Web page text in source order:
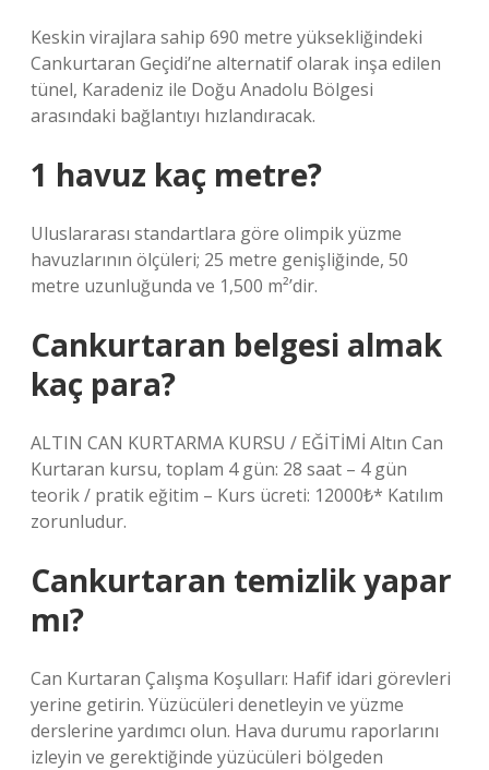
Keskin virajlara sahip 690 metre yüksekliğindeki
Cankurtaran Geçidi’ne alternatif olarak inşa edilen
tünel, Karadeniz ile Doğu Anadolu Bölgesi
arasındaki bağlantıyı hızlandıracak.
1 havuz kaç metre?
Uluslararası standartlara göre olimpik yüzme
havuzlarının ölçüleri; 25 metre genişliğinde, 50
metre uzunluğunda ve 1,500 m²’dir.
Cankurtaran belgesi almak
kaç para?
ALTIN ​​CAN KURTARMA KURSU / EĞİTİMİ Altın Can
Kurtaran kursu, toplam 4 gün: 28 saat – 4 gün
teorik / pratik eğitim – Kurs ücreti: 12000₺* Katılım
zorunludur.
Cankurtaran temizlik yapar
mı?
Can Kurtaran Çalışma Koşulları: Hafif idari görevleri
yerine getirin. Yüzücüleri denetleyin ve yüzme
derslerine yardımcı olun. Hava durumu raporlarını
izleyin ve gerektiğinde yüzücüleri bölgeden